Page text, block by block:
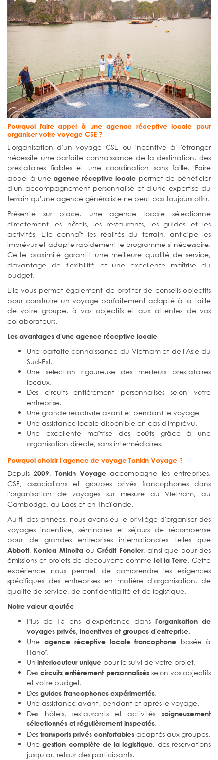
Pourquoi faire appel à une agence réceptive locale pour
organiser votre voyage CSE ?
L'organisation d'un voyage CSE ou incentive à l'étranger
nécessite une parfaite connaissance de la destination, des
prestataires fiables et une coordination sans faille. Faire
appel à une agence réceptive locale permet de bénéficier
d'un accompagnement personnalisé et d'une expertise du
terrain qu'une agence généraliste ne peut pas toujours offrir.
Présente sur place, une agence locale sélectionne
directement les hôtels, les restaurants, les guides et les
activités. Elle connaît les réalités du terrain, anticipe les
imprévus et adapte rapidement le programme si nécessaire.
Cette proximité garantit une meilleure qualité de service,
davantage de flexibilité et une excellente maîtrise du
budget.
Elle vous permet également de profiter de conseils objectifs
pour construire un voyage parfaitement adapté à la taille
de votre groupe, à vos objectifs et aux attentes de vos
collaborateurs.
Les avantages d'une agence réceptive locale
Une parfaite connaissance du Vietnam et de l'Asie du
Sud-Est.
Une sélection rigoureuse des meilleurs prestataires
locaux.
Des circuits entièrement personnalisés selon votre
entreprise.
Une grande réactivité avant et pendant le voyage.
Une assistance locale disponible en cas d'imprévu.
Une excellente maîtrise des coûts grâce à une
organisation directe, sans intermédiaires.
Pourquoi choisir l'agence de voyage Tonkin Voyage ?
Depuis2009, Tonkin Voyage accompagne les entreprises,
CSE, associations et groupes privés francophones dans
l'organisation de voyages sur mesure au Vietnam, au
Cambodge, au Laos et en Thaïlande.
Au fil des années, nous avons eu le privilège d'organiser des
voyages incentive, séminaires et séjours de récompense
pour de grandes entreprises internationales telles que
Abbott, Konica MinoltaouCrédit Foncier, ainsi que pour des
émissions et projets de découverte comme Ici la Terre. Cette
expérience nous permet de comprendre les exigences
spécifiques des entreprises en matière d'organisation, de
qualité de service, de confidentialité et de logistique.
Notre valeur ajoutée
Plus de 15 ans d'expérience dans l'organisation de
voyages privés, incentives et groupes d'entreprise.
Une agence réceptive locale francophone basée à
Hanoï.
Un interlocuteur unique pour le suivi de votre projet.
Descircuits entièrement personnalisésselon vos objectifs
et votre budget.
Des guides francophones expérimentés.
Une assistance avant, pendant et après le voyage.
Des hôtels, restaurants et activités soigneusement
sélectionnés et régulièrement inspectés.
Des transports privés confortables adaptés aux groupes.
Une gestion complète de la logistique, des réservations
jusqu'au retour des participants.